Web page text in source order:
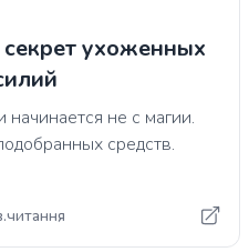
ухоженных
не с магии.
средств.